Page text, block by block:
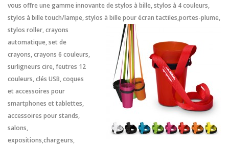
vous offre une gamme innovante de stylos à bille, stylos à 4 couleurs,
stylos à bille touch/lampe, stylos à bille pourécran tactiles,portes-plume,
stylos roller, crayons
automatique, set de
crayons, crayons 6 couleurs,
surligneurs cire, feutres 12
couleurs, clés USB, coques
et accessoires pour
smartphones et tablettes,
accessoires pour stands,
salons,
expositions,chargeurs,